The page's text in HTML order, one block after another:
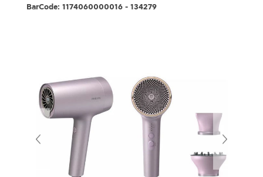
BarCode: 1174060000016 - 134279